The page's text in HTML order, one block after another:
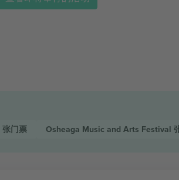
张门票 Osheaga Music and Arts Festival